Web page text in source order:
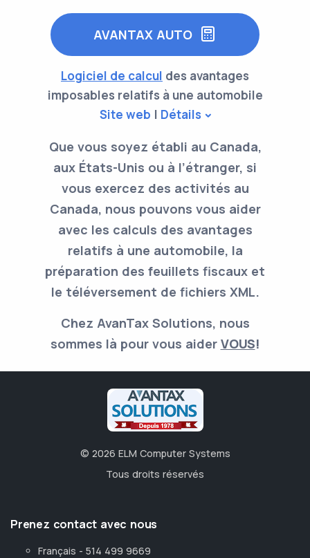
AVANTAX AUTO
Logiciel de calcul des avantages
imposables relatifs à une automobile
Site web | Détails
Que vous soyez établi au Canada,
aux États-Unis ou à l’étranger, si
vous exercez des activités au
Canada, nous pouvons vous aider
avec les calculs des avantages
relatifs à une automobile, la
préparation des feuillets fiscaux et
le téléversement de fichiers XML.
Chez AvanTax Solutions, nous
sommes là pour vous aider VOUS!
© 2026 ELM Computer Systems
Tous droits réservés
Prenez contact avec nous
Français - 514 499 9669